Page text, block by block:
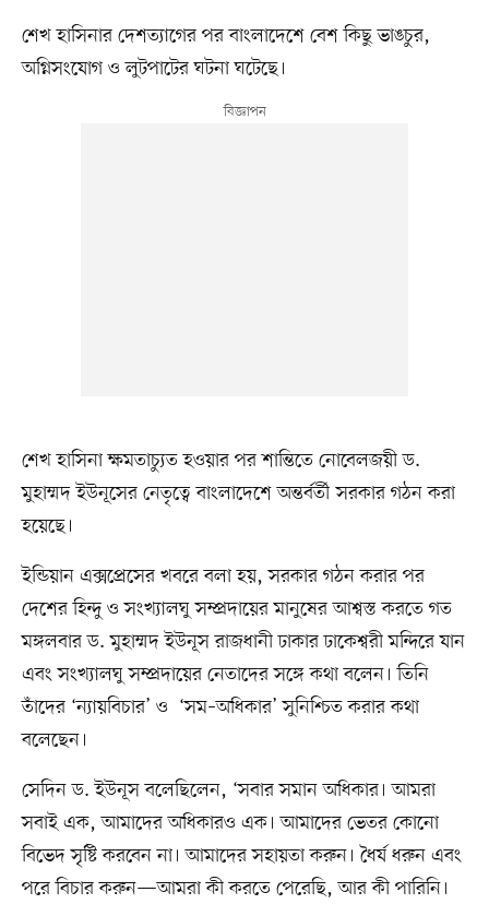
শেখ হাসিনার দেশত্যাগের পর বাংলাদেশে বেশ কিছু ভাঙচুর,
অগ্নিসংযোগ ও লুটপাটের ঘটনা ঘটেছে।
শেখ হাসিনা ক্ষমতাচ্যুত হওয়ার পর শান্তিতে নোবেলজয়ী ড.
মুহাম্মদ ইউনূসের নেতৃত্বে বাংলাদেশে অন্তর্বর্তী সরকার গঠন করা
হয়েছে।
ইন্ডিয়ান এক্সপ্রেসের খবরে বলা হয়, সরকার গঠন করার পর
দেশের হিন্দু ও সংখ্যালঘু সম্প্রদায়ের মানুষের আশ্বস্ত করতে গত
মঙ্গলবার ড. মুহাম্মদ ইউনূস রাজধানী ঢাকার ঢাকেশ্বরী মন্দিরে যান
এবং সংখ্যালঘু সম্প্রদায়ের নেতাদের সঙ্গে কথা বলেন। তিনি
তাঁদের ‘ন্যায়বিচার’ ও ‘সম–অধিকার’ সুনিশ্চিত করার কথা
বলেছেন।
সেদিন ড. ইউনূস বলেছিলেন, ‘সবার সমান অধিকার। আমরা
সবাই এক, আমাদের অধিকারও এক। আমাদের ভেতর কোনো
বিভেদ সৃষ্টি করবেন না। আমাদের সহায়তা করুন। ধৈর্য ধরুন এবং
পরে বিচার করুন—আমরা কী করতে পেরেছি, আর কী পারিনি।